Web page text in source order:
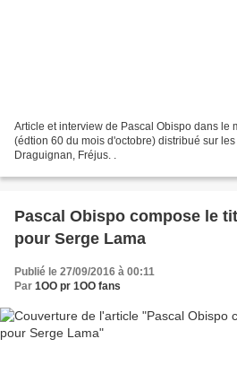
Article et interview de Pascal Obispo dans le
(édtion 60 du mois d'octobre) distribué sur
Draguignan, Fréjus. .
Pascal Obispo compose le
pour Serge Lama
Publié le 27/09/2016 à 00:11
Par 1OO pr 1OO fans